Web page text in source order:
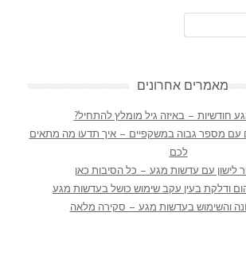
מאמרים אחרונים
חודשיות – באיזה גיל מומלץ להתחיל?
עם מספר גבוה במשקפיים – איך תדעו מה מתאים
לכם
לישון עם עדשות מגע – כל הסיבות כאן
ודלקת בעין עקב שימוש כושל בעדשות מגע
והשימוש בעדשות מגע – סקירה מלאה